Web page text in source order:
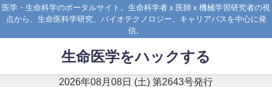
医学・生命科学のポータルサイト。生命科学者 x 医師 x 機械学習研究者の視
点から、生命医科学研究、バイオテクノロジー、キャリアパスを中心に発
信。
生命医学をハックする
2026年08月08日 (土) 第2643号発行